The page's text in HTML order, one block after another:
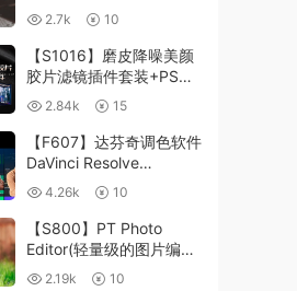
15.0.3 WIN系统 右键可
进入ACR
2.7k 10
【S1016】磨皮降噪美颜
胶片滤镜插件套装+PS动
作 Imagenomic
Professional Plugin Suite
v2027 Win汉化中文版
2.84k 15
【F607】达芬奇调色软件
DaVinci Resolve
Studio18.6Win、Mac 中
文/英文
4.26k 10
【S800】PT Photo
Editor(轻量级的图片编辑
工具)5.10.3汉化版 WIN
2.19k 10